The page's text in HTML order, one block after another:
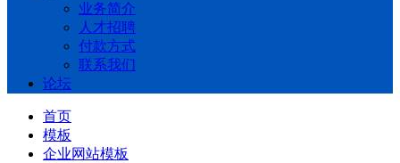
业务简介
人才招聘
付款方式
联系我们
论坛
首页
模板
企业网站模板